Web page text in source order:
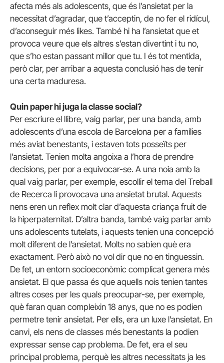
afecta més als adolescents, que és l’ansietat per la
necessitat d’agradar, que t’acceptin, de no fer el ridícul,
d’aconseguir més likes. També hi ha l’ansietat que et
provoca veure que els altres s’estan divertint i tu no,
que s’ho estan passant millor que tu. I és tot mentida,
però clar, per arribar a aquesta conclusió has de tenir
una certa maduresa.
Quin paper hi juga la classe social?
Per escriure el llibre, vaig parlar, per una banda, amb
adolescents d’una escola de Barcelona per a famílies
més aviat benestants, i estaven tots posseïts per
l’ansietat. Tenien molta angoixa a l’hora de prendre
decisions, per por a equivocar-se. A una noia amb la
qual vaig parlar, per exemple, escollir el tema del Treball
de Recerca li provocava una ansietat brutal. Aquests
nens eren un reflex molt clar d’aquesta criança fruit de
la hiperpaternitat. D’altra banda, també vaig parlar amb
uns adolescents tutelats, i aquests tenien una concepció
molt diferent de l’ansietat. Molts no sabien què era
exactament. Però això no vol dir que no en tinguessin.
De fet, un entorn socioeconòmic complicat genera més
ansietat. El que passa és que aquells nois tenien tantes
altres coses per les quals preocupar-se, per exemple,
què faran quan compleixin 18 anys, que no es podien
permetre tenir ansietat. Per ells, era un luxe l’ansietat. En
canvi, els nens de classes més benestants la podien
expressar sense cap problema. De fet, era el seu
principal problema, perquè les altres necessitats ja les